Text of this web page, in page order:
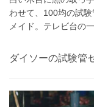
わせて、100均の試
メイド。テレビ台の
ダイソーの試験管